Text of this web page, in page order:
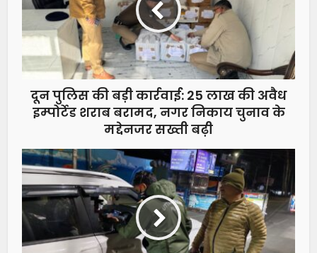
दून पुलिस की बड़ी कार्रवाई: 25 लाख की अवैध
इम्पोर्टेड शराब बरामद, नगर निकाय चुनाव के
मद्देनजर सख्ती बढ़ी